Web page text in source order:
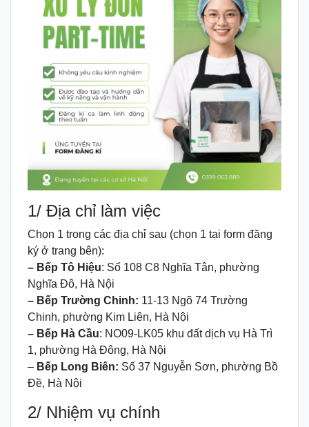
1/ Địa chỉ làm việc
Chọn 1 trong các địa chỉ sau (chọn 1 tại form đăng
ký ở trang bên):
– Bếp Tô Hiệu: Số 108 C8 Nghĩa Tân, phường
Nghĩa Đô, Hà Nội
– Bếp Trường Chinh: 11-13 Ngõ 74 Trường
Chinh, phường Kim Liên, Hà Nội
– Bếp Hà Cầu: NO09-LK05 khu đất dịch vụ Hà Trì
1, phường Hà Đông, Hà Nội
– Bếp Long Biên: Số 37 Nguyễn Sơn, phường Bồ
Đề, Hà Nội
2/ Nhiệm vụ chính